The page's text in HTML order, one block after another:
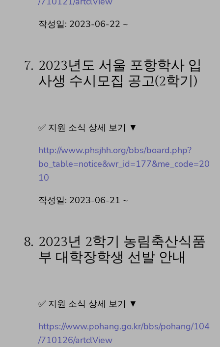
작성일: 2023-06-22 ~
7. 2023년도 서울 포항학사 입
사생 수시모집 공고(2학기)
✅ 지원 소식 상세 보기 ▼
http://www.phsjhh.org/bbs/board.php?
bo_table=notice&wr_id=177&me_code=20
10
작성일: 2023-06-21 ~
8. 2023년 2학기 농림축산식품
부 대학장학생 선발 안내
✅ 지원 소식 상세 보기 ▼
https://www.pohang.go.kr/bbs/pohang/104
/710126/artclView